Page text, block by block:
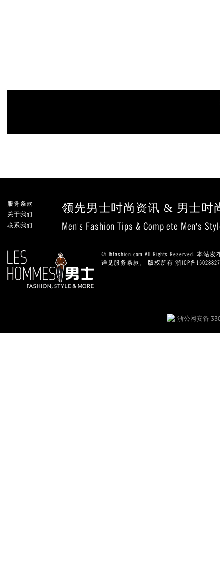
服务条款
关于我们
联系我们
领先男士时尚资讯 & 男士时
Men's Fashion Tips & Complete Men's
© lhfashion.com All Rights Reserved. 本站
详见服务条款。 版权所有 浙ICP备
浙公网安备